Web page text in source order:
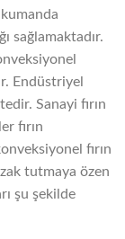
sağlamaktadır.
Endüstriyel
Sanayi fırın
fırın
fırın
tutmaya özen
şu şekilde